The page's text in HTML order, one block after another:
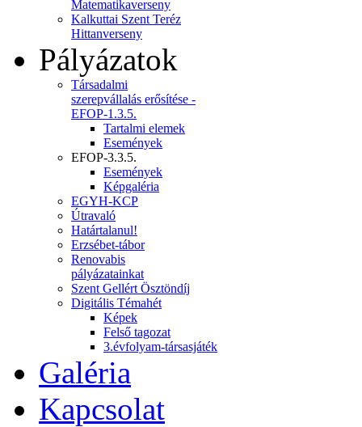
Matematikaverseny
Kalkuttai Szent Teréz
Hittanverseny
Pályázatok
Társadalmi
szerepvállalás erősítése -
EFOP-1.3.5.
Tartalmi elemek
Események
EFOP-3.3.5.
Események
Képgaléria
EGYH-KCP
Útravaló
Határtalanul!
Erzsébet-tábor
Renovabis
pályázatainkat
Szent Gellért Ösztöndíj
Digitális Témahét
Képek
Felső tagozat
3.évfolyam-társasjáték
Galéria
Kapcsolat